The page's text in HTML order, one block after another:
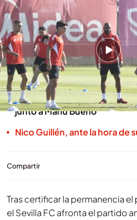
El Sevilla prepara el
Celta sin Castrín y con
Basilio García
Sevilla, 20 MAY 2026 - 11:53h.
El central lucense se retiró
junto a Manu Bueno
Nico Guillén, ante la hora de
Compartir
Tras certificar la permanencia
el Sevilla FC afronta el partido